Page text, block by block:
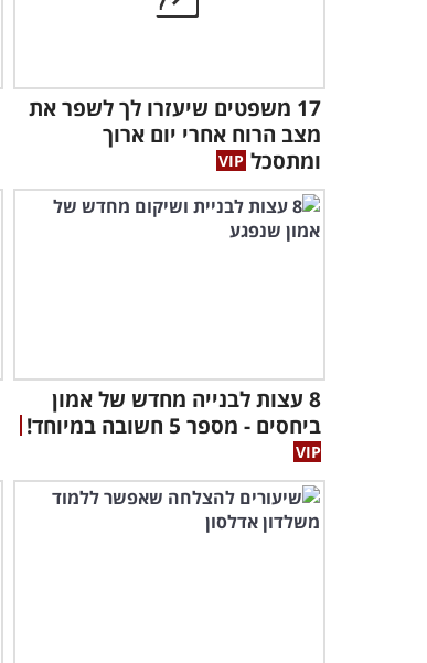
17 משפטים שיעזרו לך לשפר את
מצב הרוח אחרי יום ארוך
ומתסכל
8 עצות לבנייה מחדש של אמון
ביחסים - מספר 5 חשובה במיוחד!